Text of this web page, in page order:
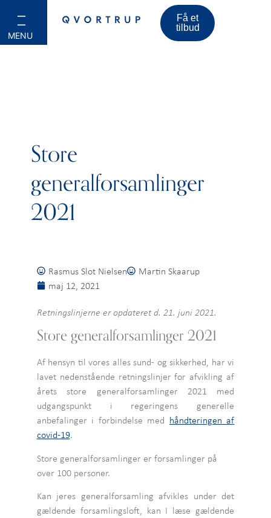
Få et
tilbud
Store
generalforsamlinger
2021
Rasmus Slot Nielsen
Martin Skaarup
maj 12, 2021
Retningslinjerne er opdateret d. 21. juni 2021.
Store generalforsamlinger 2021
Af hensyn til vores alles sund- og sikkerhed, har vi
lavet nedenstående retningslinjer for afvikling af
årets store generalforsamlinger 2021 med
udgangspunkt i regeringens generelle
anbefalinger i forbindelse med håndteringen af
covid-19.
Store generalforsamlinger er forsamlinger på
over 100 personer.
Kan jeres generalforsamling afvikles under det
gældende forsamlingsloft, kan I læse gældende